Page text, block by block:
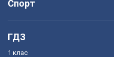
Спорт
ГДЗ
1 клас